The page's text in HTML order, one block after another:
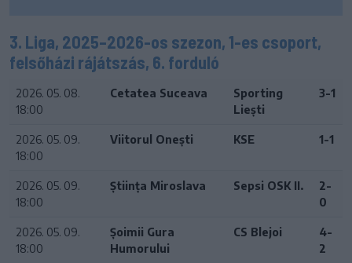
3. Liga, 2025–2026-os szezon, 1-es csoport,
felsőházi rájátszás, 6. forduló
2026. 05. 08.
18:00
Cetatea Suceava
Sporting
Liești
3-1
2026. 05. 09.
18:00
Viitorul Onești KSE 1-1
2026. 05. 09.
18:00
Știința Miroslava Sepsi OSK II.
2-
0
2026. 05. 09.
18:00
Șoimii Gura
Humorului
CS Blejoi
4-
2